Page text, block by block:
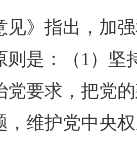
见》指出，加
则是：（1）坚
党要求，把党
，维护党中央